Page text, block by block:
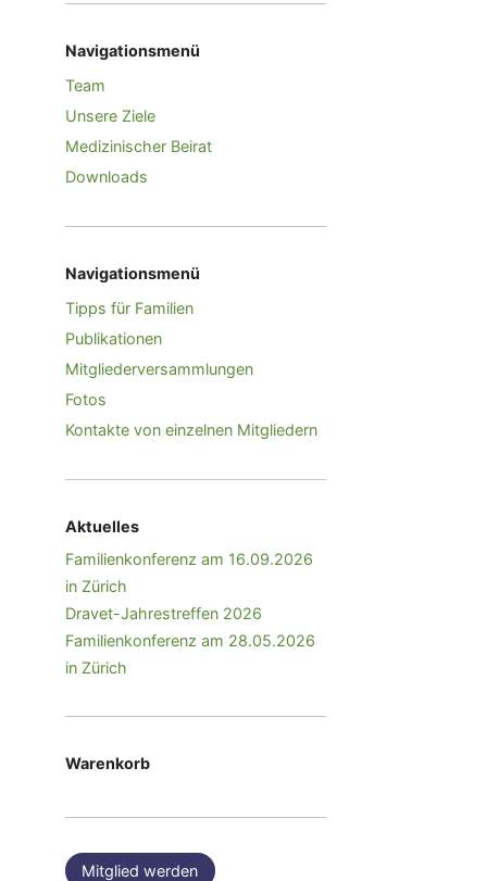
Navigationsmenü
Team
Unsere Ziele
Medizinischer Beirat
Downloads
Navigationsmenü
Tipps für Familien
Publikationen
Mitgliederversammlungen
Fotos
Kontakte von einzelnen Mitgliedern
Aktuelles
Familienkonferenz am 16.09.2026
in Zürich
Dravet-Jahrestreffen 2026
Familienkonferenz am 28.05.2026
in Zürich
Warenkorb
Mitglied werden